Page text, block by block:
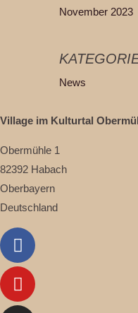
November 2023
News
Village im Kulturtal
Obermühle 1
82392 Habach
Oberbayern
Deutschland
Facebook
Youtube
Instagram